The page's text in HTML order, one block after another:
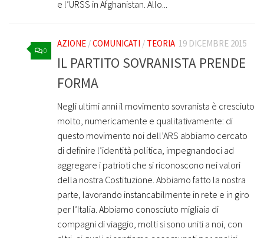
e l’URSS in Afghanistan. Allo...
0
AZIONE /COMUNICATI / TEORIA 19 DICEMBRE 2015
IL PARTITO SOVRANISTA PRENDE
FORMA
Negli ultimi anni il movimento sovranista è cresciuto
molto, numericamente e qualitativamente: di
questo movimento noi dell’ARS abbiamo cercato
di definire l’identità politica, impegnandoci ad
aggregare i patrioti che si riconoscono nei valori
della nostra Costituzione. Abbiamo fatto la nostra
parte, lavorando instancabilmente in rete e in giro
per l’Italia. Abbiamo conosciuto migliaia di
compagni di viaggio, molti si sono uniti a noi, con